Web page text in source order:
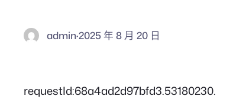
admin·2025 年 8 月 20 日
requestId:68a4ad2d97bfd3.53180230.